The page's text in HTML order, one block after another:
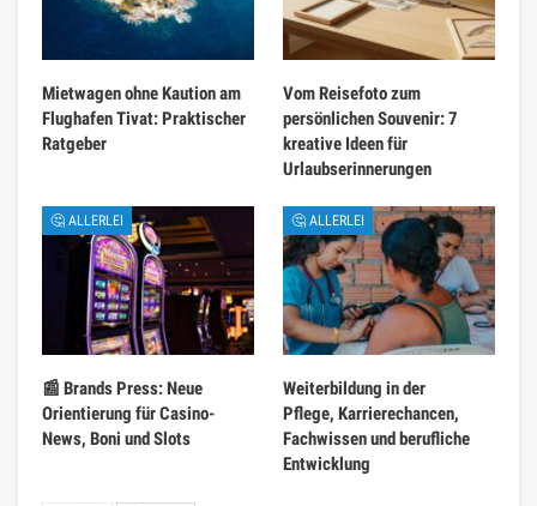
Mietwagen ohne Kaution am
Flughafen Tivat: Praktischer
Ratgeber
Vom Reisefoto zum
persönlichen Souvenir: 7
kreative Ideen für
Urlaubserinnerungen
🤔 ALLERLEI
📰 Brands Press: Neue
Orientierung für Casino-
News, Boni und Slots
🤔 ALLERLEI
Weiterbildung in der
Pflege, Karrierechancen,
Fachwissen und berufliche
Entwicklung